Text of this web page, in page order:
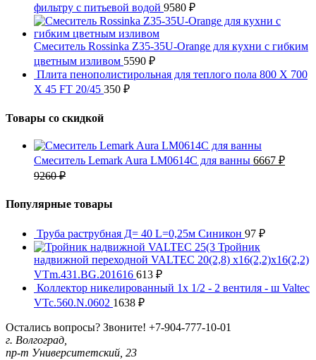
фильтру с питьевой водой 9580 ₽
Смеситель Rossinka Z35-35U-Orange для кухни с гибким
цветным изливом 5590 ₽
Плита пенополистирольная для теплого пола 800 X 700
X 45 FT 20/45 350 ₽
Товары со скидкой
Смеситель Lemark Aura LM0614C для ванны 6667 ₽
9260₽
Популярные товары
Труба раструбная Д= 40 L=0,25м Синикон 97 ₽
Тройник
надвижной переходной VALTEC 20(2,8) х16(2,2)х16(2,2)
VTm.431.BG.201616 613 ₽
Коллектор никелированный 1х 1/2 - 2 вентиля - ш Valtec
VTc.560.N.0602 1638 ₽
Остались вопросы? Звоните! +7-904-777-10-01
г. Волгоград,
пр-т Университетский, 23